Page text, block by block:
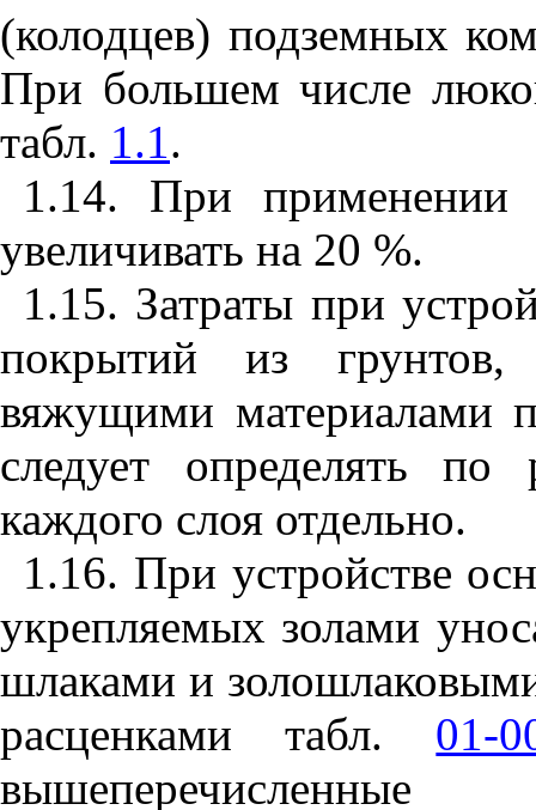
(колодцев) подземных
При большем числе
табл. 1.1.
1.14. При применении
увеличивать на 20 %.
1.15. Затраты при
покрытий из грунтов,
вяжущими материалами
следует определять
каждого слоя отдельно.
1.16. При устройстве
укрепляемых золами
шлаками и золошлаковым
расценками табл. 01-